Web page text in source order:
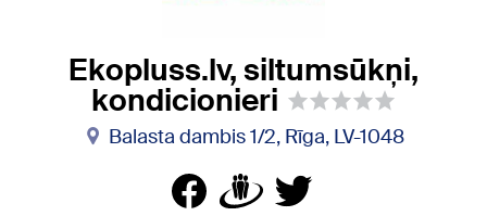
Ekopluss.lv, siltumsūkņi,
kondicionieri
Balasta dambis 1/2, Rīga, LV-1048